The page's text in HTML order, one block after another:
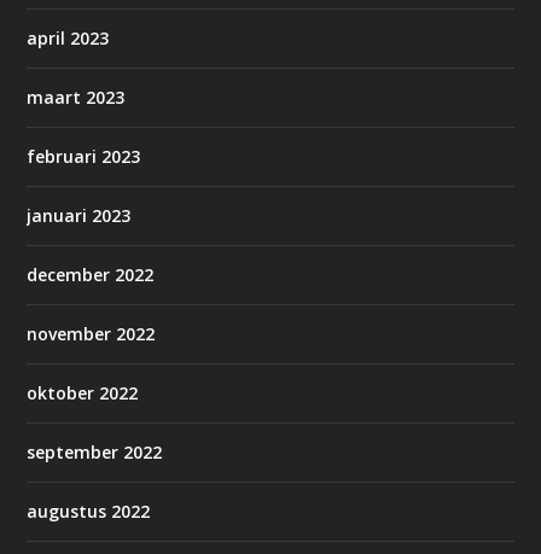
april 2023
maart 2023
februari 2023
januari 2023
december 2022
november 2022
oktober 2022
september 2022
augustus 2022